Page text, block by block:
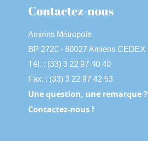
Contactez-nous
Amiens Métropole
BP 2720 - 80027 Amiens CEDEX
Tél. : (33) 3 22 97 40 40
Fax. : (33) 3 22 97 42 53
Une question, une remarque ?
Contactez-nous !